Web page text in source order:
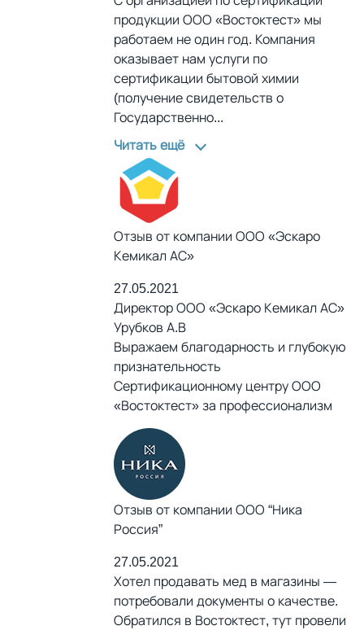
продукции ООО «Востоктест» мы
работаем не один год. Компания
оказывает нам услуги по
сертификации бытовой химии
(получение свидетельств о
Государственно...
Читать ещё
Отзыв от компании ООО «Эскаро
Кемикал АС»
27.05.2021
Директор ООО «Эскаро Кемикал АС»
Урубков А.В
Выражаем благодарность и глубокую
признательность
Сертификационному центру ООО
«Востоктест» за профессионализм
Отзыв от компании ООО “Ника
Россия”
27.05.2021
Хотел продавать мед в магазины —
потребовали документы о качестве.
Обратился в Востоктест, тут провели